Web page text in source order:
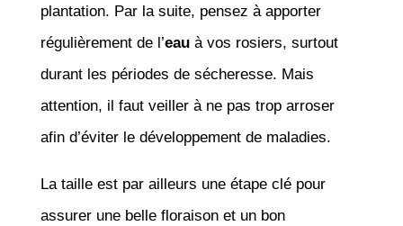
plantation. Par la suite, pensez à apporter
régulièrement de l’eauà vos rosiers, surtout
durant les périodes de sécheresse. Mais
attention, il faut veiller à ne pas trop arroser
afin d’éviter le développement de maladies.
La taille est par ailleurs une étape clé pour
assurer une belle floraison et un bon